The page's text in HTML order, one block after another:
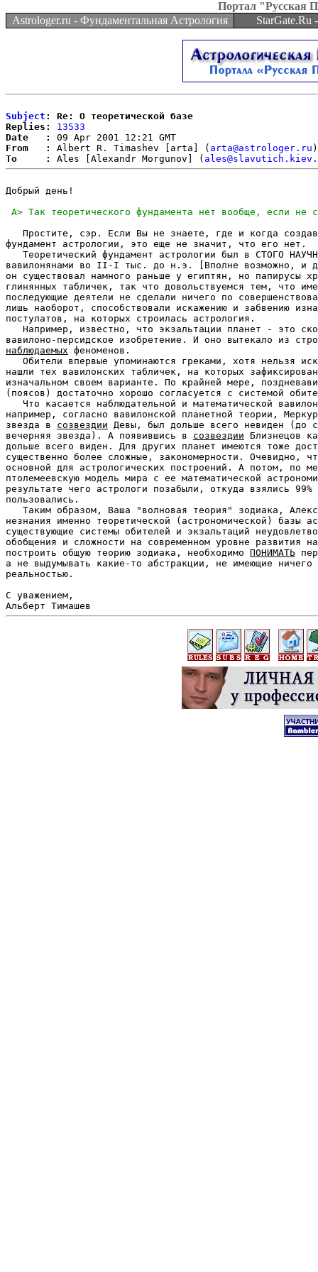
Портал "Русская
Astrologer.ru - Фундаментальная Астрология
StarGate.Ru
Subject : Re: О теоретической базе
Replies:
13533
Date   :
From   :
Albert R. Timashev [arta] ( arta@astrologer.ru
To     :
Ales [Alexandr Morgunov] (
Добрый день!
Простите, сэр. Если Вы не знаете, где и когда
фундамент астрологии, это еще не значит, что его нет.
Теоретический фундамент астрологии был в СТОГО
вавилонянами во II-I тыс. до н.э. [Вполне возможно, и
он существовал намного раньше у египтян, но папирусы
глинянных табличек, так что довольствуемся тем, что
последующие деятели не сделали ничего по
лишь наоборот, способствовали искажению и забвению
постулатов, на которых строилась астрология.
Например, известно, что экзальтации планет - это
вавилоно-персидское изобретение. И оно вытекало из
наблюдаемых феноменов.
Обители впервые упоминаются греками, хотя нельзя
нашли тех вавилонских табличек, на которых
изначальном своем варианте. По крайней мере,
(поясов) достаточно хорошо согласуется с системой
Что касается наблюдательной и математической
например, согласно вавилонской планетной теории,
звезда в созвездии Девы, был дольше всего невиден (до
вечерняя звезда). А появившись в созвездии Близнецов
дольше всего виден. Для других планет имеются тоже
существенно более сложные, закономерности. Очевидно,
основной для астрологических построений. А потом, по
птолемеевскую модель мира с ее математической
результате чего астрологи позабыли, откуда взялись
пользовались.
Таким образом, Ваша "волновая теория" зодиака,
незнания именно теоретической (астрономической) базы
существующие системы обителей и экзальтаций
обобщения и сложности на современном уровне развития
построить общую теорию зодиака, необходимо ПОНИМАТЬ
а не выдумывать какие-то абстракции, не имеющие ничего
реальностью.
С уважением,